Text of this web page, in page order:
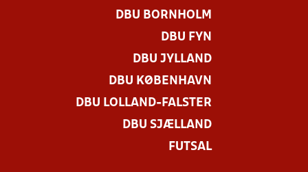
DBU BORNHOLM
DBU FYN
DBU JYLLAND
DBU KØBENHAVN
DBU LOLLAND-FALSTER
DBU SJÆLLAND
FUTSAL